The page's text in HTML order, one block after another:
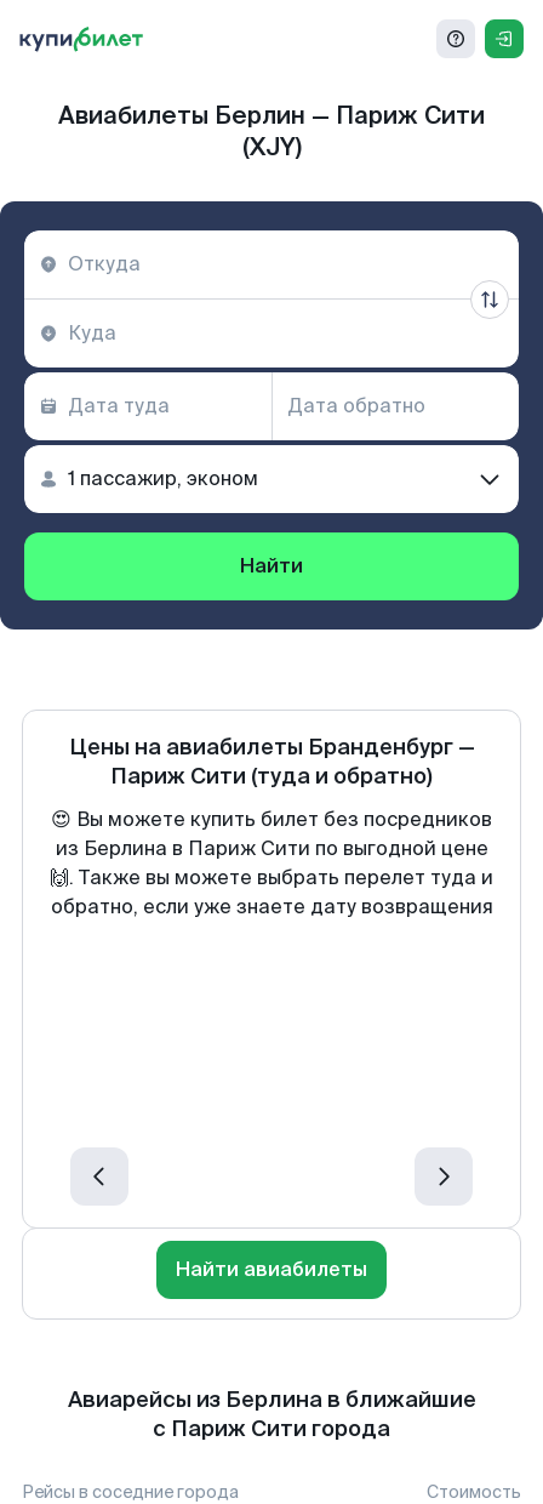
Авиабилеты Берлин — Париж Сити
(XJY)
Найти
Цены на авиабилеты Бранденбург—
Париж Сити (туда и обратно)
😍 Вы можете купить билет без посредников
из Берлина в Париж Сити по выгодной цене
🙌. Также вы можете выбрать перелет туда и
обратно, если уже знаете дату возвращения
Найти авиабилеты
Авиарейсы из Берлина в ближайшие
с Париж Сити города
Рейсы в соседние города Стоимость